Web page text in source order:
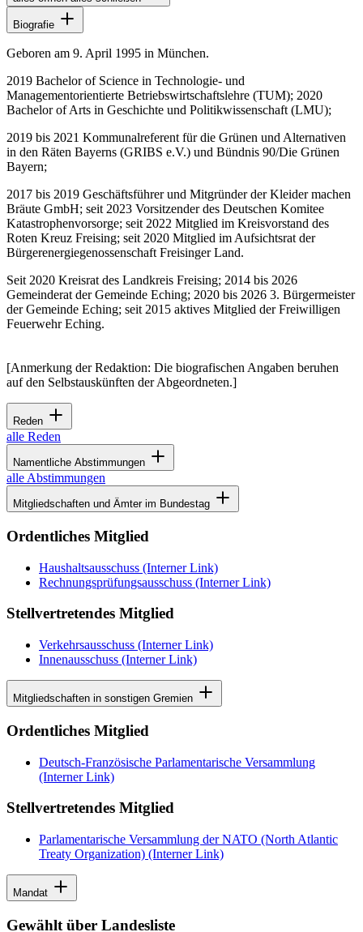
Biografie
Geboren am 9. April 1995 in München.
2019 Bachelor of Science in Technologie- und
Managementorientierte Betriebswirtschaftslehre (TUM); 2020
Bachelor of Arts in Geschichte und Politikwissenschaft (LMU);
2019 bis 2021 Kommunalreferent für die Grünen und Alternativen
in den Räten Bayerns (GRIBS e.V.) und Bündnis 90/Die Grünen
Bayern;
2017 bis 2019 Geschäftsführer und Mitgründer der Kleider machen
Bräute GmbH; seit 2023 Vorsitzender des Deutschen Komitee
Katastrophenvorsorge; seit 2022 Mitglied im Kreisvorstand des
Roten Kreuz Freising; seit 2020 Mitglied im Aufsichtsrat der
Bürgerenergiegenossenschaft Freisinger Land.
Seit 2020 Kreisrat des Landkreis Freising; 2014 bis 2026
Gemeinderat der Gemeinde Eching; 2020 bis 2026 3. Bürgermeister
der Gemeinde Eching; seit 2015 aktives Mitglied der Freiwilligen
Feuerwehr Eching.
[Anmerkung der Redaktion: Die biografischen Angaben beruhen
auf den Selbstauskünften der Abgeordneten.]
Reden
alle Reden
Namentliche Abstimmungen
alle Abstimmungen
Mitgliedschaften und Ämter im Bundestag
Ordentliches Mitglied
Haushaltsausschuss (Interner Link)
Rechnungsprüfungsausschuss (Interner Link)
Stellvertretendes Mitglied
Verkehrsausschuss (Interner Link)
Innenausschuss (Interner Link)
Mitgliedschaften in sonstigen Gremien
Ordentliches Mitglied
Deutsch-Französische Parlamentarische Versammlung
(Interner Link)
Stellvertretendes Mitglied
Parlamentarische Versammlung der NATO (North Atlantic
Treaty Organization) (Interner Link)
Mandat
Gewählt über Landesliste